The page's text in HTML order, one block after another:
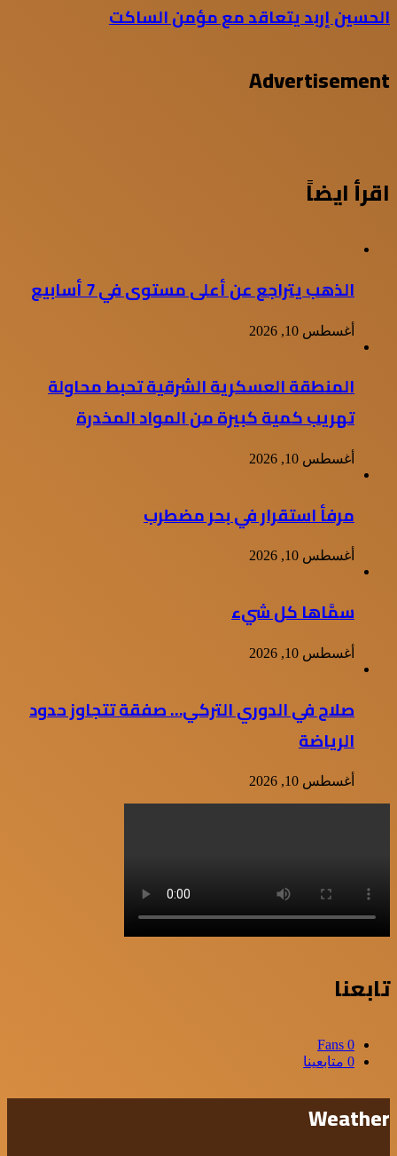
الحسين إربد يتعاقد مع مؤمن الساكت
Advertisement
اقرأ ايضاً
الذهب يتراجع عن أعلى مستوى في 7 أسابيع
أغسطس 10, 2026
المنطقة العسكرية الشرقية تحبط محاولة
تهريب كمية كبيرة من المواد المخدرة
أغسطس 10, 2026
مرفأ استقرار في بحر مضطرب
أغسطس 10, 2026
سمَّاها كل شيء
أغسطس 10, 2026
صلاح في الدوري التركي… صفقة تتجاوز حدود
الرياضة
أغسطس 10, 2026
تابعنا
0
Fans
0 متابعينا
Weather